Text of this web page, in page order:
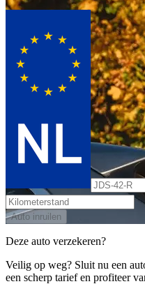
Auto inruilen
Deze auto verzekeren?
Veilig op weg? Sluit nu een
een scherp tarief en profiteer